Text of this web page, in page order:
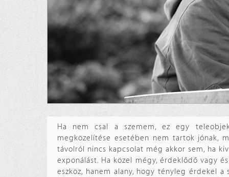
Ha nem csal a szemem, ez egy
megközelítése esetében nem tartok jónak,
távolról nincs kapcsolat még akkor sem, ha
exponálást. Ha közel mégy, érdeklődő vagy
eszköz, hanem alany, hogy tényleg érdekel